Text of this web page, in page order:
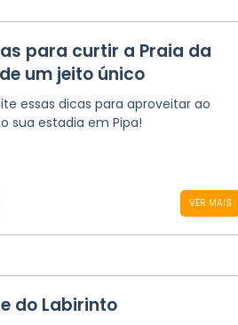
para curtir a Praia da
um jeito único
essas dicas para aproveitar ao
sua estadia em Pipa!
VER MAIS
do Labirinto